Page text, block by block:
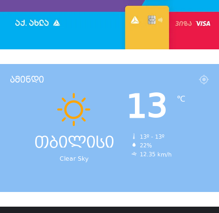
ამინდი
თბილისი
Clear Sky
13 ℃
13º - 13º
22%
12.35 km/h